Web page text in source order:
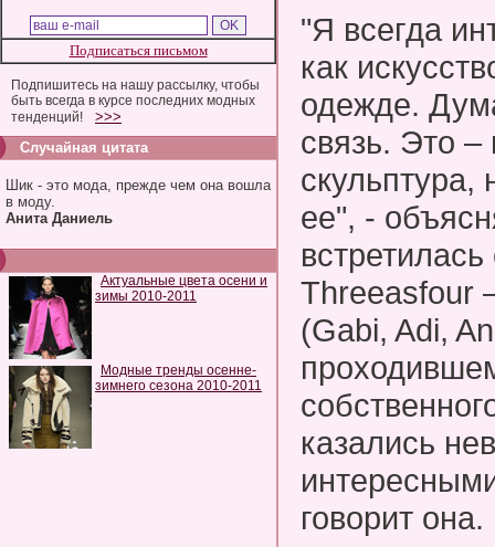
Подписаться письмом
Подпишитесь на нашу рассылку, чтобы
быть всегда в курсе последних модных
тенденций!
>>>
Случайная цитата
Шик - это мода, прежде чем она вошла
в моду.
Анита Даниель
Актуальные цвета осени и
зимы 2010-2011
Модные тренды осенне-
зимнего сезона 2010-2011
"Я всегда
как
одежде.
связь. Это –
скульптура,
ее", -
Threeasfour
(Gabi, Adi,
казались
говорит она.